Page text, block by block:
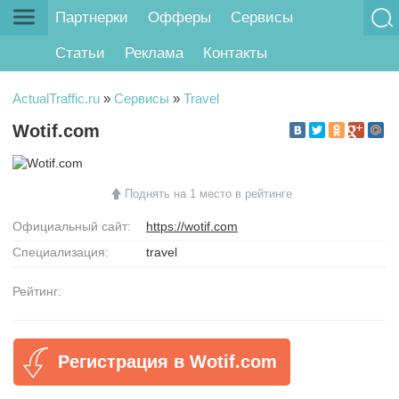
Партнерки Офферы Сервисы
Статьи Реклама Контакты
ActualTraffic.ru » Сервисы » Travel
Wotif.com
Поднять на 1 место в рейтинге
Официальный сайт:
https://wotif.com
Специализация:
travel
Рейтинг:
Регистрация в Wotif.com